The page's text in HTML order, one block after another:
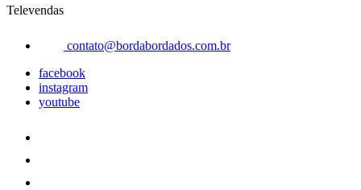
Televendas
contato@bordabordados.com.br
facebook
instagram
youtube